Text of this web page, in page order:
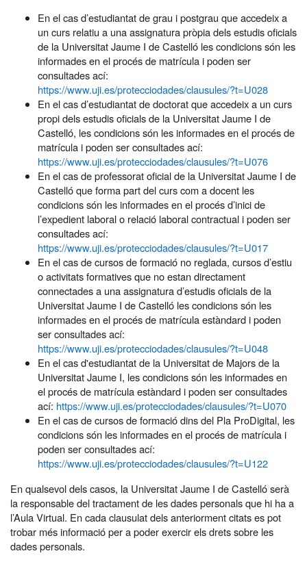
En el cas d’estudiantat de grau i postgrau que accedeix a
un curs relatiu a una assignatura pròpia dels estudis oficials
de la Universitat Jaume I de Castelló les condicions són les
informades en el procés de matrícula i poden ser
consultades ací:
https://www.uji.es/protecciodades/clausules/?t=U028
En el cas d’estudiantat de doctorat que accedeix a un curs
propi dels estudis oficials de la Universitat Jaume I de
Castelló, les condicions són les informades en el procés de
matrícula i poden ser consultades ací:
https://www.uji.es/protecciodades/clausules/?t=U076
En el cas de professorat oficial de la Universitat Jaume I de
Castelló que forma part del curs com a docent les
condicions són les informades en el procés d’inici de
l’expedient laboral o relació laboral contractual i poden ser
consultades ací:
https://www.uji.es/protecciodades/clausules/?t=U017
En el cas de cursos de formació no reglada, cursos d’estiu
o activitats formatives que no estan directament
connectades a una assignatura d’estudis oficials de la
Universitat Jaume I de Castelló les condicions són les
informades en el procés de matrícula estàndard i poden
ser consultades ací:
https://www.uji.es/protecciodades/clausules/?t=U048
En el cas d'estudiantat de la Universitat de Majors de la
Universitat Jaume I, les condicions són les informades en
el procés de matrícula estàndard i poden ser consultades
ací: https://www.uji.es/protecciodades/clausules/?t=U070
En el cas de cursos de formació dins del Pla ProDigital, les
condicions són les informades en el procés de matrícula i
poden ser consultades ací:
https://www.uji.es/protecciodades/clausules/?t=U122
En qualsevol dels casos, la Universitat Jaume I de Castelló serà
la responsable del tractament de les dades personals que hi ha a
l’Aula Virtual. En cada clausulat dels anteriorment citats es pot
trobar més informació per a poder exercir els drets sobre les
dades personals.